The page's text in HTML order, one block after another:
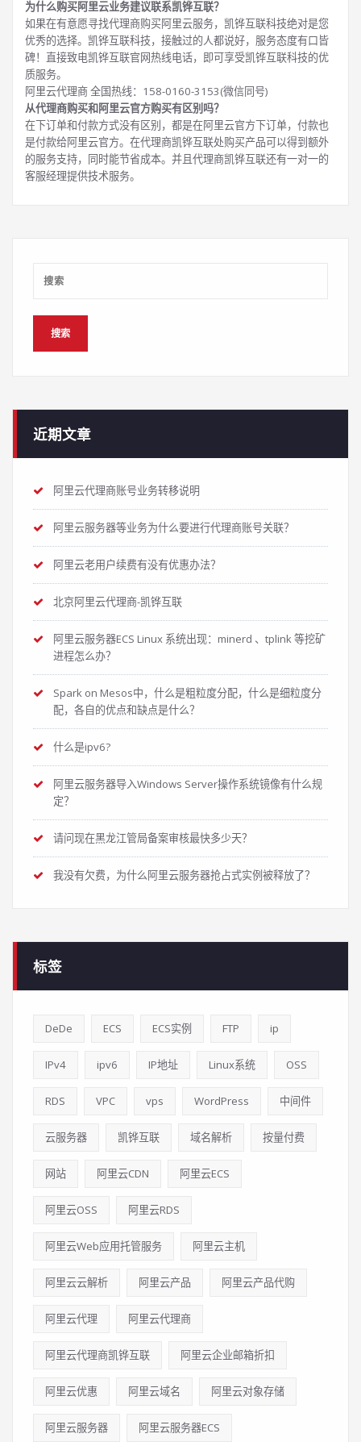
为什么购买阿里云业务建议联系凯铧互联？
如果在有意愿寻找代理商购买阿里云服务，凯铧互联科技绝对是您
优秀的选择。凯铧互联科技，接触过的人都说好，服务态度有口皆
碑！直接致电凯铧互联官网热线电话，即可享受凯铧互联科技的优
质服务。
阿里云代理商 全国热线：158-0160-3153(微信同号)
从代理商购买和阿里云官方购买有区别吗？
在下订单和付款方式没有区别，都是在阿里云官方下订单，付款也
是付款给阿里云官方。在代理商凯铧互联处购买产品可以得到额外
的服务支持，同时能节省成本。并且代理商凯铧互联还有一对一的
客服经理提供技术服务。
近期文章
阿里云代理商账号业务转移说明
阿里云服务器等业务为什么要进行代理商账号关联？
阿里云老用户续费有没有优惠办法？
北京阿里云代理商-凯铧互联
阿里云服务器ECS Linux 系统出现：minerd 、tplink 等挖矿
进程怎么办？
Spark on Mesos中，什么是粗粒度分配，什么是细粒度分
配，各自的优点和缺点是什么？
什么是ipv6?
阿里云服务器导入Windows Server操作系统镜像有什么规
定？
请问现在黑龙江管局备案审核最快多少天？
我没有欠费，为什么阿里云服务器抢占式实例被释放了？
标签
DeDe ECS ECS实例 FTP ip
IPv4 ipv6 IP地址 Linux系统 OSS
RDS VPC vps WordPress 中间件
云服务器 凯铧互联 域名解析 按量付费
网站 阿里云CDN 阿里云ECS
阿里云OSS 阿里云RDS
阿里云Web应用托管服务 阿里云主机
阿里云云解析 阿里云产品 阿里云产品代购
阿里云代理 阿里云代理商
阿里云代理商凯铧互联 阿里云企业邮箱折扣
阿里云优惠 阿里云域名 阿里云对象存储
阿里云服务器 阿里云服务器ECS